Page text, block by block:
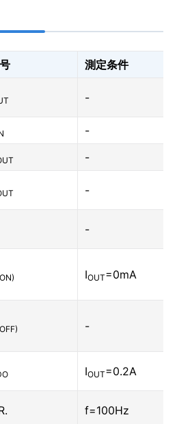
測定条件
-
-
-
-
-
IOUT=0mA
-
IOUT=0.2A
f=100Hz